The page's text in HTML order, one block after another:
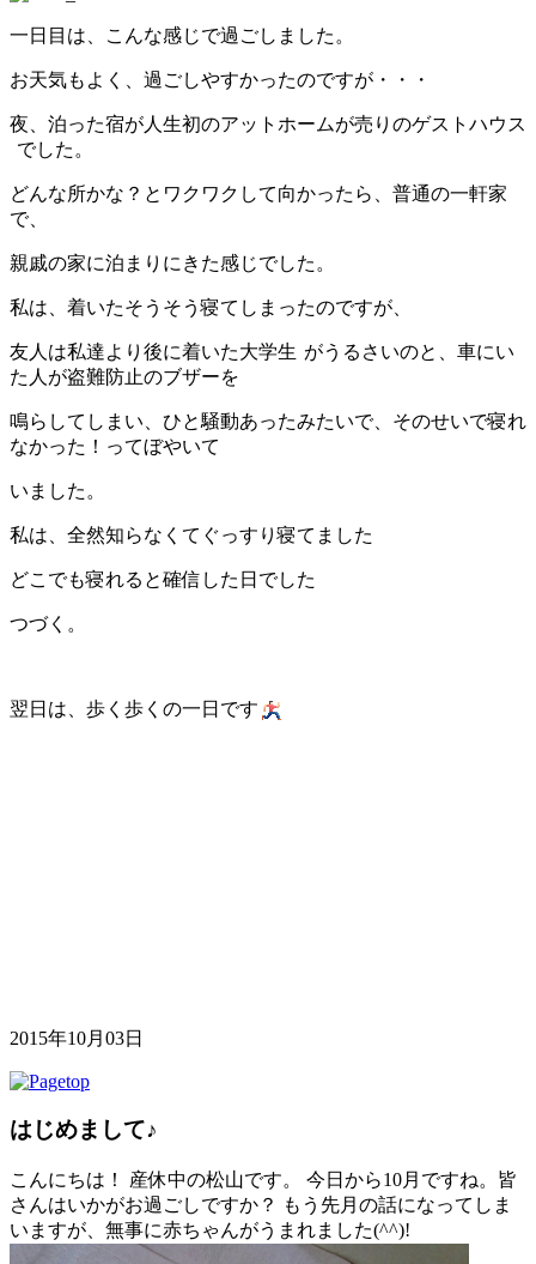
一日目は、こんな感じで過ごしました。
お天気もよく、過ごしやすかったのですが・・・
夜、泊った宿が人生初のアットホームが売りのゲストハウス
でした。
どんな所かな？とワクワクして向かったら、普通の一軒家
で、
親戚の家に泊まりにきた感じでした。
私は、着いたそうそう寝てしまったのですが、
友人は私達より後に着いた大学生 がうるさいのと、車にい
た人が盗難防止のブザーを
鳴らしてしまい、ひと騒動あったみたいで、そのせいで寝れ
なかった！ってぼやいて
いました。
私は、全然知らなくてぐっすり寝てました
どこでも寝れると確信した日でした
つづく。
翌日は、歩く歩くの一日です
2015年10月03日
はじめまして♪
こんにちは！ 産休中の松山です。 今日から10月ですね。皆
さんはいかがお過ごしですか？ もう先月の話になってしま
いますが、無事に赤ちゃんがうまれました(^^)!